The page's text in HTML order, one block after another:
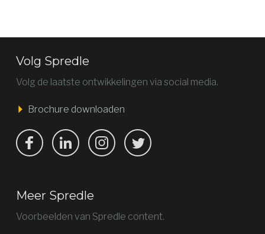
Volg Spredle
Volg de laatste ontwikkelingen via social media.
Brochure downloaden
Bekijk ons op FacebookBekijk ons op LinkedInBekijk ons op LinkedInBekijk ons op Twitter
Meer Spredle
Voorbeelden van Spredle content.